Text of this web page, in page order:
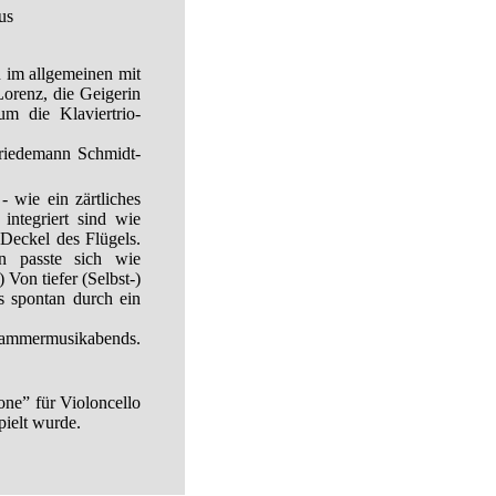
im allgemeinen mit
die Geigerin
die Klaviertrio-
Schmidt-
wie ein zärtliches
sind wie
des Flügels.
passte sich wie
Von tiefer (Selbst-)
spontan durch ein
für Violoncello
wurde.